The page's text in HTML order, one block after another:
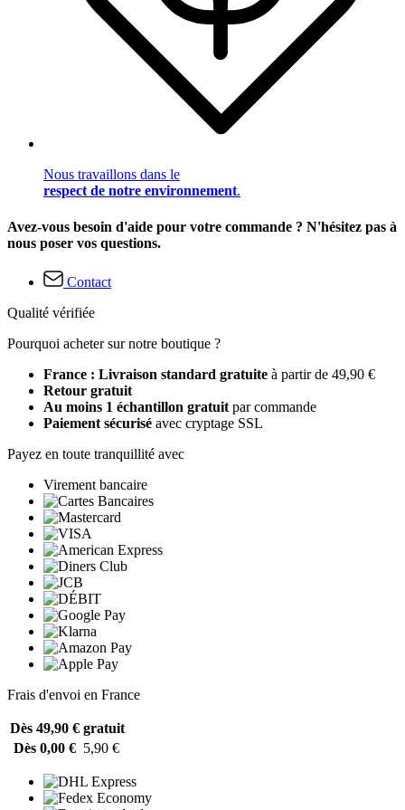
Nous travaillons dans le
respect de notre environnement.
Avez-vous besoin d'aide pour votre commande ? N'hésitez pas à
nous poser vos questions.
Contact
Qualité vérifiée
Pourquoi acheter sur notre boutique ?
France : Livraison standard gratuite à partir de 49,90 €
Retour gratuit
Au moins 1 échantillon gratuit par commande
Paiement sécurisé avec cryptage SSL
Payez en toute tranquillité avec
Virement bancaire
Frais d'envoi en France
Dès 49,90 € gratuit
Dès 0,00 € 5,90 €